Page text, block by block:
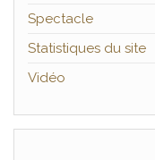
Spectacle
Statistiques du site
Vidéo